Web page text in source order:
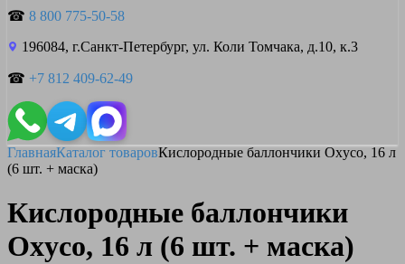
☎ 8 800 775-50-58
196084, г.Санкт-Петербург, ул. Коли Томчака, д.10, к.3
☎ +7 812 409-62-49
ГлавнаяКаталог товаровКислородные баллончики Oxyco, 16 л
(6 шт. + маска)
Кислородные баллончики
Oxyco, 16 л (6 шт. + маска)